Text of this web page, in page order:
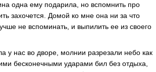
одна ему подарила, но вспомнить про
захочется. Домой ко мне она ни за что
не вспоминать, и выпилить ее из своего
у нас во дворе, молнии разрезали небо как
бесконечными ударами бил без отдыха,